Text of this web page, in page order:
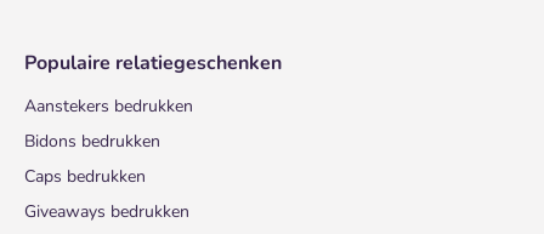
Populaire relatiegeschenken
Aanstekers bedrukken
Bidons bedrukken
Caps bedrukken
Giveaways bedrukken